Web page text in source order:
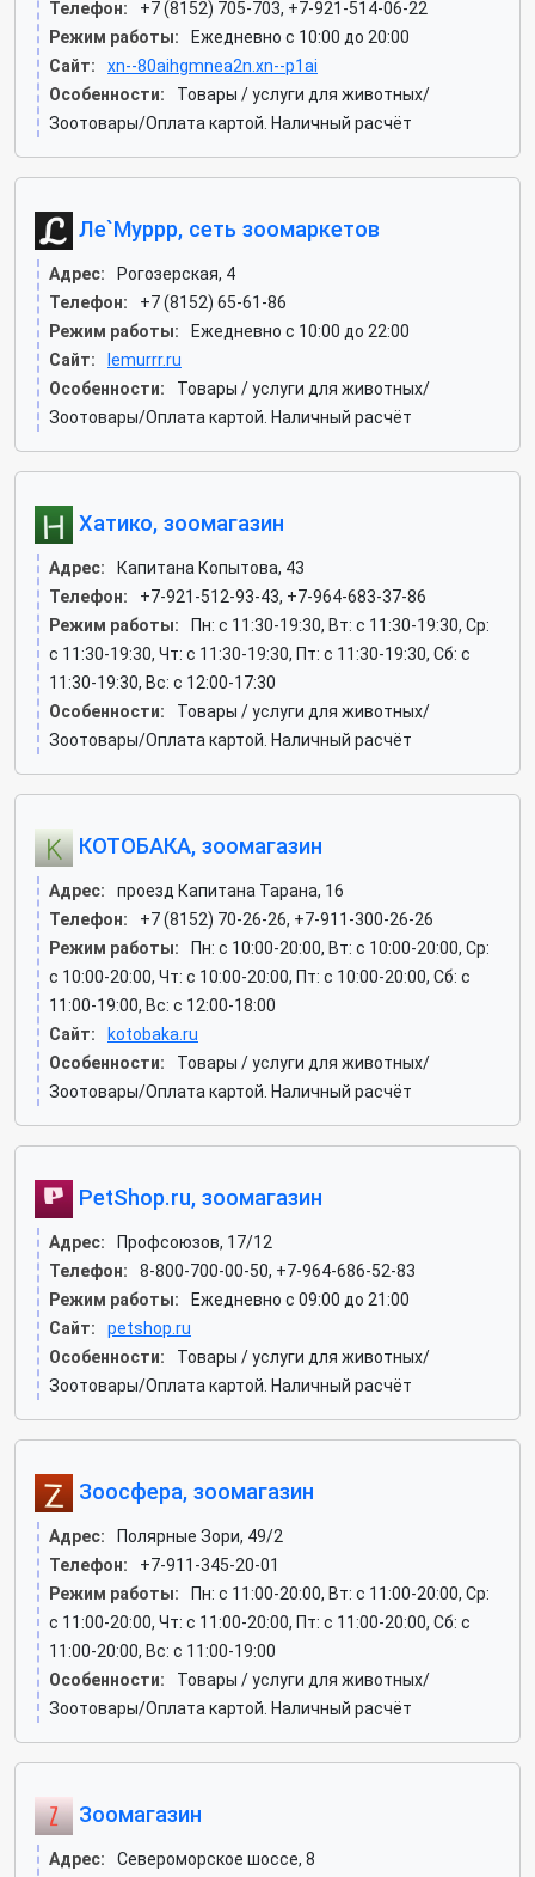
Телефон:
+7 (8152) 705-703, +7-921-514-06-22
Режим работы:
Ежедневно с 10:00 до 20:00
Сайт:
xn--80aihgmnea2n.xn--p1ai
Особенности:
Товары / услуги для животных/
Зоотовары/Оплата картой. Наличный расчёт
Ле`Муррр, сеть зоомаркетов
Адрес:
Рогозерская, 4
Телефон:
+7 (8152) 65-61-86
Режим работы:
Ежедневно с 10:00 до 22:00
Сайт:
lemurrr.ru
Особенности:
Товары / услуги для животных/
Зоотовары/Оплата картой. Наличный расчёт
Хатико, зоомагазин
Адрес:
Капитана Копытова, 43
Телефон:
+7-921-512-93-43, +7-964-683-37-86
Режим работы:
Пн: c 11:30-19:30, Вт: c 11:30-19:30, Ср:
c 11:30-19:30, Чт: c 11:30-19:30, Пт: c 11:30-19:30, Сб: c
11:30-19:30, Вс: c 12:00-17:30
Особенности:
Товары / услуги для животных/
Зоотовары/Оплата картой. Наличный расчёт
КОТОБАКА, зоомагазин
Адрес:
проезд Капитана Тарана, 16
Телефон:
+7 (8152) 70-26-26, +7-911-300-26-26
Режим работы:
Пн: c 10:00-20:00, Вт: c 10:00-20:00, Ср:
c 10:00-20:00, Чт: c 10:00-20:00, Пт: c 10:00-20:00, Сб: c
11:00-19:00, Вс: c 12:00-18:00
Сайт:
kotobaka.ru
Особенности:
Товары / услуги для животных/
Зоотовары/Оплата картой. Наличный расчёт
PetShop.ru, зоомагазин
Адрес:
Профсоюзов, 17/12
Телефон:
8-800-700-00-50, +7-964-686-52-83
Режим работы:
Ежедневно с 09:00 до 21:00
Сайт:
petshop.ru
Особенности:
Товары / услуги для животных/
Зоотовары/Оплата картой. Наличный расчёт
Зоосфера, зоомагазин
Адрес:
Полярные Зори, 49/2
Телефон:
+7-911-345-20-01
Режим работы:
Пн: c 11:00-20:00, Вт: c 11:00-20:00, Ср:
c 11:00-20:00, Чт: c 11:00-20:00, Пт: c 11:00-20:00, Сб: c
11:00-20:00, Вс: c 11:00-19:00
Особенности:
Товары / услуги для животных/
Зоотовары/Оплата картой. Наличный расчёт
Зоомагазин
Адрес:
Североморское шоссе, 8